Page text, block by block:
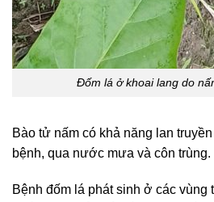
Đốm lá ở khoai lang do
Bào tử nấm có khả năng lan
bệnh, qua nước mưa và côn trùng.
Bệnh đốm lá phát sinh ở các vùng